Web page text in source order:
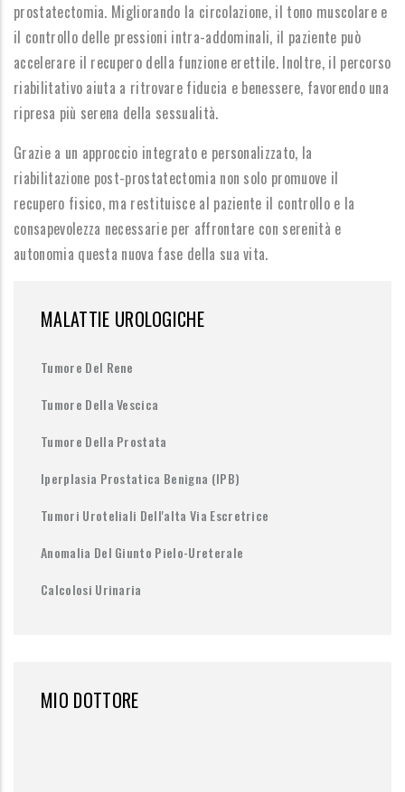
prostatectomia. Migliorando la circolazione, il tono muscolare e
il controllo delle pressioni intra-addominali, il paziente può
accelerare il recupero della funzione erettile. Inoltre, il percorso
riabilitativo aiuta a ritrovare fiducia e benessere, favorendo una
ripresa più serena della sessualità.
Grazie a un approccio integrato e personalizzato, la
riabilitazione post-prostatectomia non solo promuove il
recupero fisico, ma restituisce al paziente il controllo e la
consapevolezza necessarie per affrontare con serenità e
autonomia questa nuova fase della sua vita.
MALATTIE UROLOGICHE
Tumore Del Rene
Tumore Della Vescica
Tumore Della Prostata
Iperplasia Prostatica Benigna (IPB)
Tumori Uroteliali Dell'alta Via Escretrice
Anomalia Del Giunto Pielo-Ureterale
Calcolosi Urinaria
MIO DOTTORE